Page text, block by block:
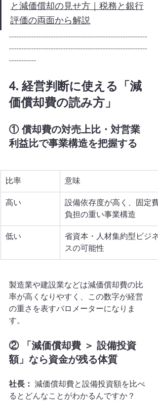
と減価償却の見せ方｜税務と銀行
評価の両面から解説
--------------------------------------------------------
--------------------------------------------------------
-----------
4. 経営判断に使える「減
価償却費の読み方」
① 償却費の対売上比・対営業
利益比で事業構造を把握する
比率 意味
高い
設備依存度が高く、固定費
負担の重い事業構造
低い
省資本・人材集約型ビジネ
スの可能性
製造業や建設業などは減価償却費の比
率が高くなりやすく、この数字が経営
の重さを表すバロメーターになりま
す。
② 「減価償却費 ＞ 設備投資
額」なら資金が残る体質
社長： 減価償却費と設備投資額を比べ
るとどんなことがわかるんですか？